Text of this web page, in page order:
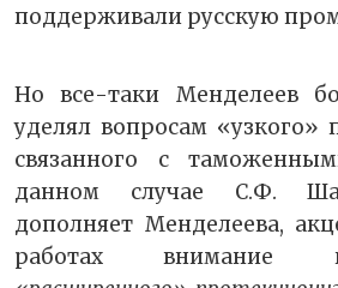
поддерживали русскую
Но все-таки Менделеев
уделял вопросам «узкого»
связанного с
данном случае С.Ф.
дополняет Менделеева,
работах внимание